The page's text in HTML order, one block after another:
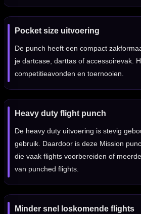
Pocket size uitvoering
De punch heeft een compact
je dartcase, darttas of accessoirevak.
competitieavonden en toernooien.
Heavy duty flight punch
De heavy duty uitvoering is stevig
gebruik. Daardoor is deze Mission
die vaak flights voorbereiden of
van punched flights.
Minder snel loskomende flights